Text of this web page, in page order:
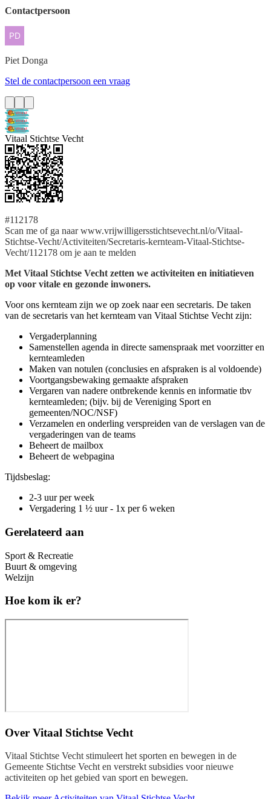
Contactpersoon
Piet Donga
Stel de contactpersoon een vraag
Vitaal Stichtse Vecht
#112178
Scan me of ga naar www.vrijwilligersstichtsevecht.nl/o/Vitaal-
Stichtse-Vecht/Activiteiten/Secretaris-kernteam-Vitaal-Stichtse-
Vecht/112178 om je aan te melden
Met Vitaal Stichtse Vecht zetten we activiteiten en initiatieven
op voor vitale en gezonde inwoners.
Voor ons kernteam zijn we op zoek naar een secretaris. De taken
van de secretaris van het kernteam van Vitaal Stichtse Vecht zijn:
Vergaderplanning
Samenstellen agenda in directe samenspraak met voorzitter en
kernteamleden
Maken van notulen (conclusies en afspraken is al voldoende)
Voortgangsbewaking gemaakte afspraken
Vergaren van nadere ontbrekende kennis en informatie tbv
kernteamleden; (bijv. bij de Vereniging Sport en
gemeenten/NOC/NSF)
Verzamelen en onderling verspreiden van de verslagen van de
vergaderingen van de teams
Beheert de mailbox
Beheert de webpagina
Tijdsbeslag:
2-3 uur per week
Vergadering 1 ½ uur - 1x per 6 weken
Gerelateerd aan
Sport & Recreatie
Buurt & omgeving
Welzijn
Hoe kom ik er?
Over Vitaal Stichtse Vecht
Vitaal Stichtse Vecht stimuleert het sporten en bewegen in de
Gemeente Stichtse Vecht en verstrekt subsidies voor nieuwe
activiteiten op het gebied van sport en bewegen.